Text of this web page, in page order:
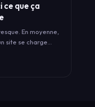
que ça
En moyenne,
site se charge…